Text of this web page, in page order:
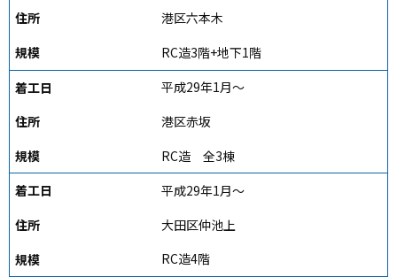
港区六本木
RC造3階+地下1階
平成29年1月～
港区赤坂
RC造 全3棟
平成29年1月～
大田区仲池上
RC造4階